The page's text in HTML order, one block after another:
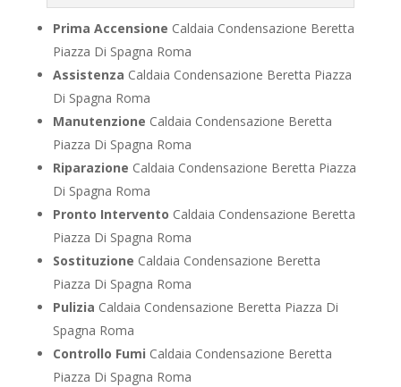
Prima Accensione Caldaia Condensazione Beretta
Piazza Di Spagna Roma
Assistenza Caldaia Condensazione Beretta Piazza
Di Spagna Roma
Manutenzione Caldaia Condensazione Beretta
Piazza Di Spagna Roma
Riparazione Caldaia Condensazione Beretta Piazza
Di Spagna Roma
Pronto Intervento Caldaia Condensazione Beretta
Piazza Di Spagna Roma
Sostituzione Caldaia Condensazione Beretta
Piazza Di Spagna Roma
Pulizia Caldaia Condensazione Beretta Piazza Di
Spagna Roma
Controllo Fumi Caldaia Condensazione Beretta
Piazza Di Spagna Roma